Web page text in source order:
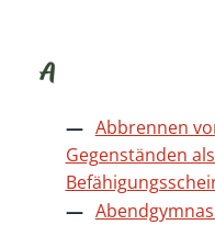
A
Abbrennen
Gegenständen